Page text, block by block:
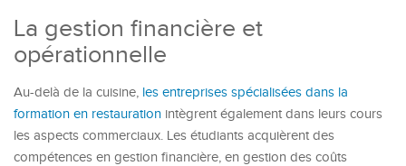
La gestion financière et
opérationnelle
Au-delà de la cuisine, les entreprises spécialisées dans la
formation en restauration intègrent également dans leurs cours
les aspects commerciaux. Les étudiants acquièrent des
compétences en gestion financière, en gestion des coûts